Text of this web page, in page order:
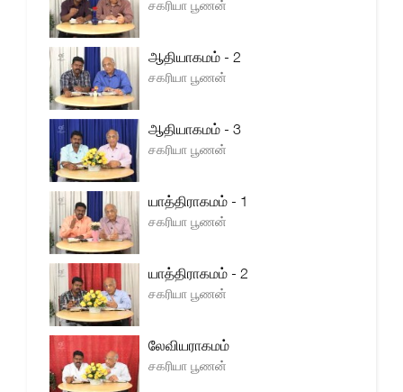
சகரியா பூணன்
ஆதியாகமம் - 2
சகரியா பூணன்
ஆதியாகமம் - 3
சகரியா பூணன்
யாத்திராகமம் - 1
சகரியா பூணன்
யாத்திராகமம் - 2
சகரியா பூணன்
லேவியராகமம்
சகரியா பூணன்